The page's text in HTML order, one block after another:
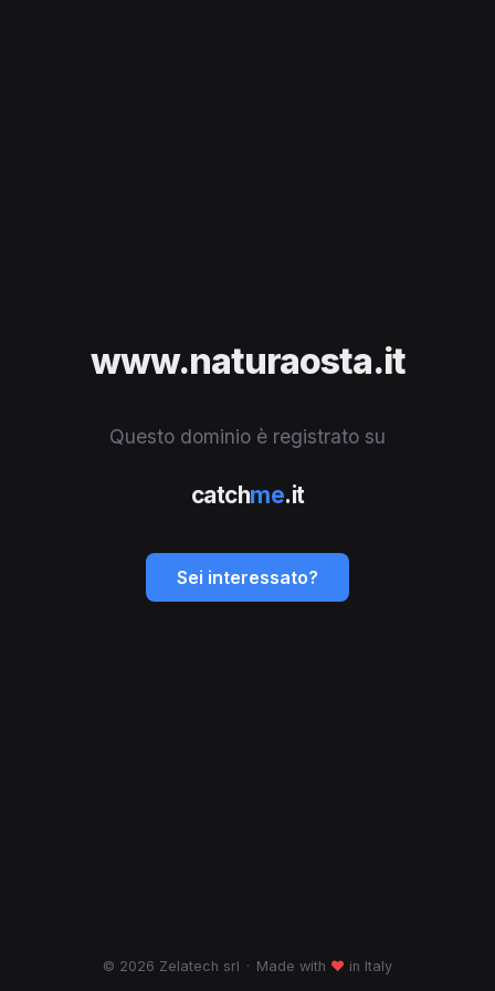
www.naturaosta.it
Questo dominio è registrato su
catchme.it
Sei interessato?
© 2026 Zelatech srl · Made with ♥ in Italy